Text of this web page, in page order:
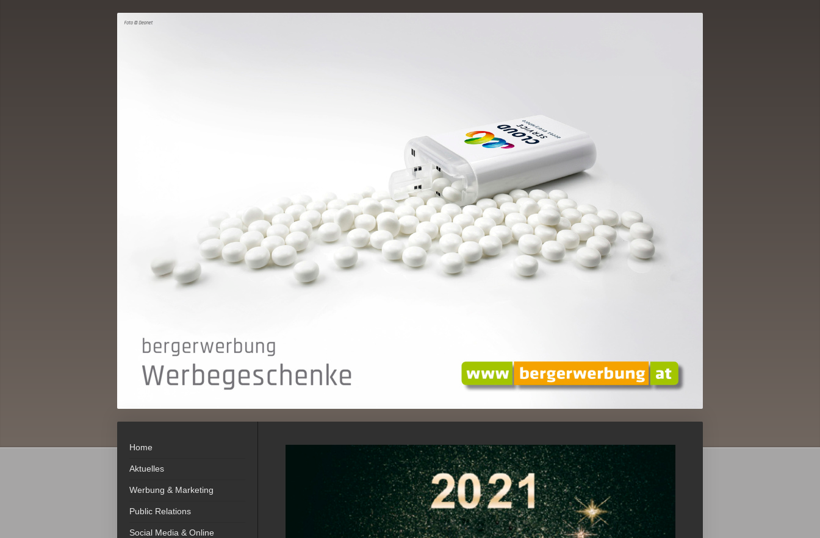
Home
Aktuelles
Werbung & Marketing
Public Relations
Social Media & Online